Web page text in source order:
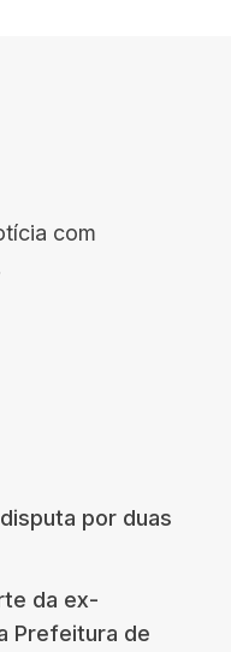
com
por duas
da ex-
Prefeitura de